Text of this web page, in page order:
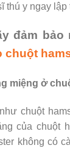
thú y ngay lập
đảm bảo
chuột
miệng ở
chuột
của chuột
không có